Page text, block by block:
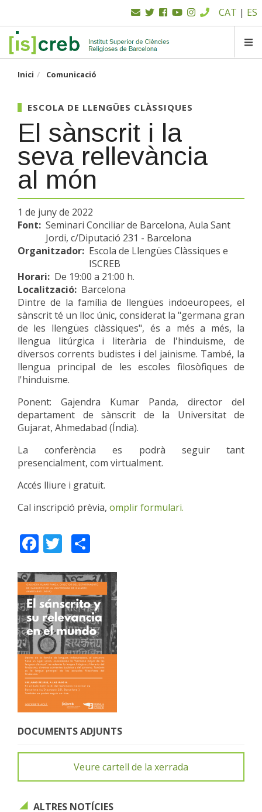
contingut
superior
SK
CAT | ES
Inici Comunicació
ESCOLA DE LLENGÜES CLÀSSIQUES
El sànscrit i la
seva rellevància
al món
1 de juny de 2022
Font: Seminari Conciliar de Barcelona, Aula Sant
Jordi, c/Diputació 231 - Barcelona
Organitzador: Escola de Llengües Clàssiques e
ISCREB
Horari: De 19:00 a 21:00 h.
Localització Barcelona
Dintre de la família de llengües indoeuropees, el
sànscrit té un lloc únic, considerat la "germana gran
de les llengües clàssiques", és a més a més, la
llengua litúrgica i literària de l'hinduisme, de
diversos corrents budistes i del jainisme. També, la
llengua principal de les escoles filosòfiques de
l'hinduisme.
Ponent: Gajendra Kumar Panda, director del
departament de sànscrit de la Universitat de
Gujarat, Ahmedabad (Índia).
La conferència es podrà seguir tant
presencialment, com virtualment.
Accés lliure i gratuït.
Cal inscripció prèvia, omplir formulari.
Facebook
Twitter
DOCUMENTS ADJUNTS
Veure cartell de la xerrada
ALTRES NOTÍCIES